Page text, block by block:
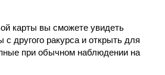
карты вы сможете увидеть
другого ракурса и открыть для
при обычном наблюдении на